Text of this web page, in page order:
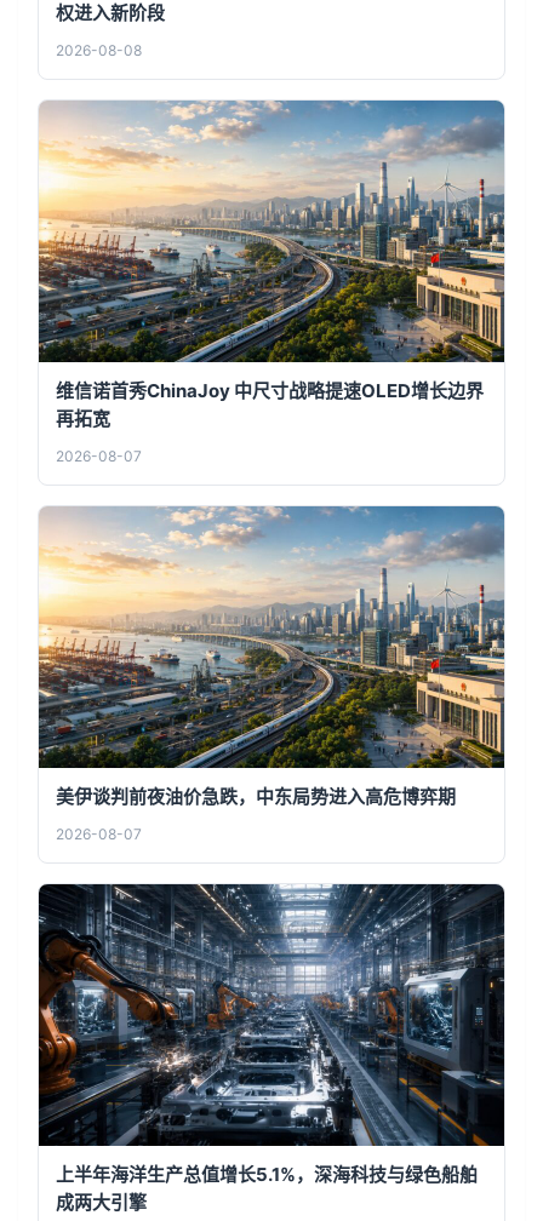
权进入新阶段
2026-08-08
维信诺首秀ChinaJoy 中尺寸战略提速OLED增长边界
再拓宽
2026-08-07
美伊谈判前夜油价急跌，中东局势进入高危博弈期
2026-08-07
上半年海洋生产总值增长5.1%，深海科技与绿色船舶
成两大引擎